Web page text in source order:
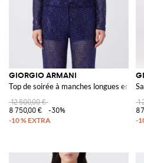
GIORGIO ARMANI
Top de soirée à manches longues en
12 500,00 €
8 750,00 €
-30%
1